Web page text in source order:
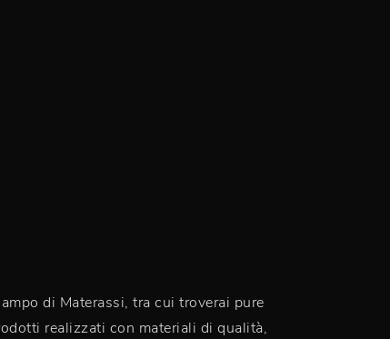
di Materassi, tra cui troverai pure
realizzati con materiali di qualità,